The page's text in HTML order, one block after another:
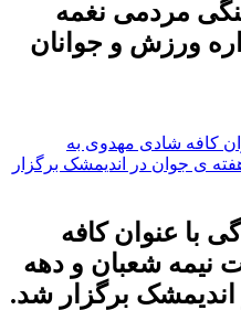
مردمی نغمه
ورزش و جوانان
با عنوان کافه
نیمه شعبان و دهه
برگزار شد.